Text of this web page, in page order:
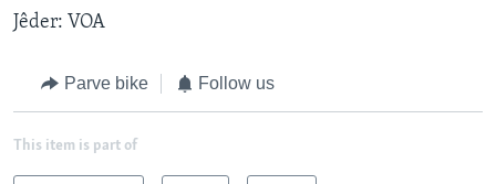
Jêder: VOA
Parve bike Follow us
This item is part of